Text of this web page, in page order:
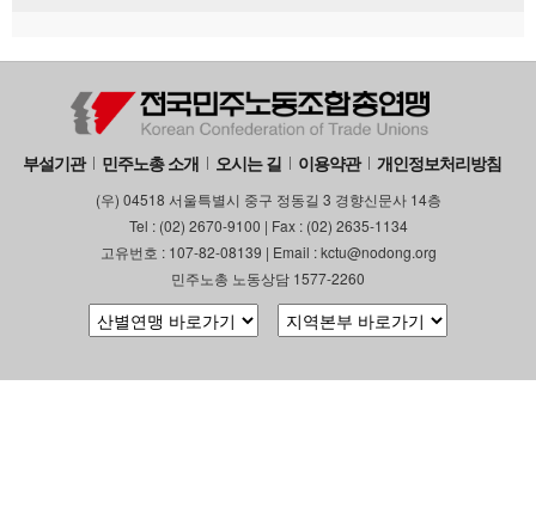
부설기관 민주노총 소개 오시는 길 이용약관 개인정보처리방침
(우) 04518 서울특별시 중구 정동길 3 경향신문사 14층
Tel : (02) 2670-9100 | Fax : (02) 2635-1134
고유번호 : 107-82-08139 | Email : kctu@nodong.org
민주노총 노동상담 1577-2260